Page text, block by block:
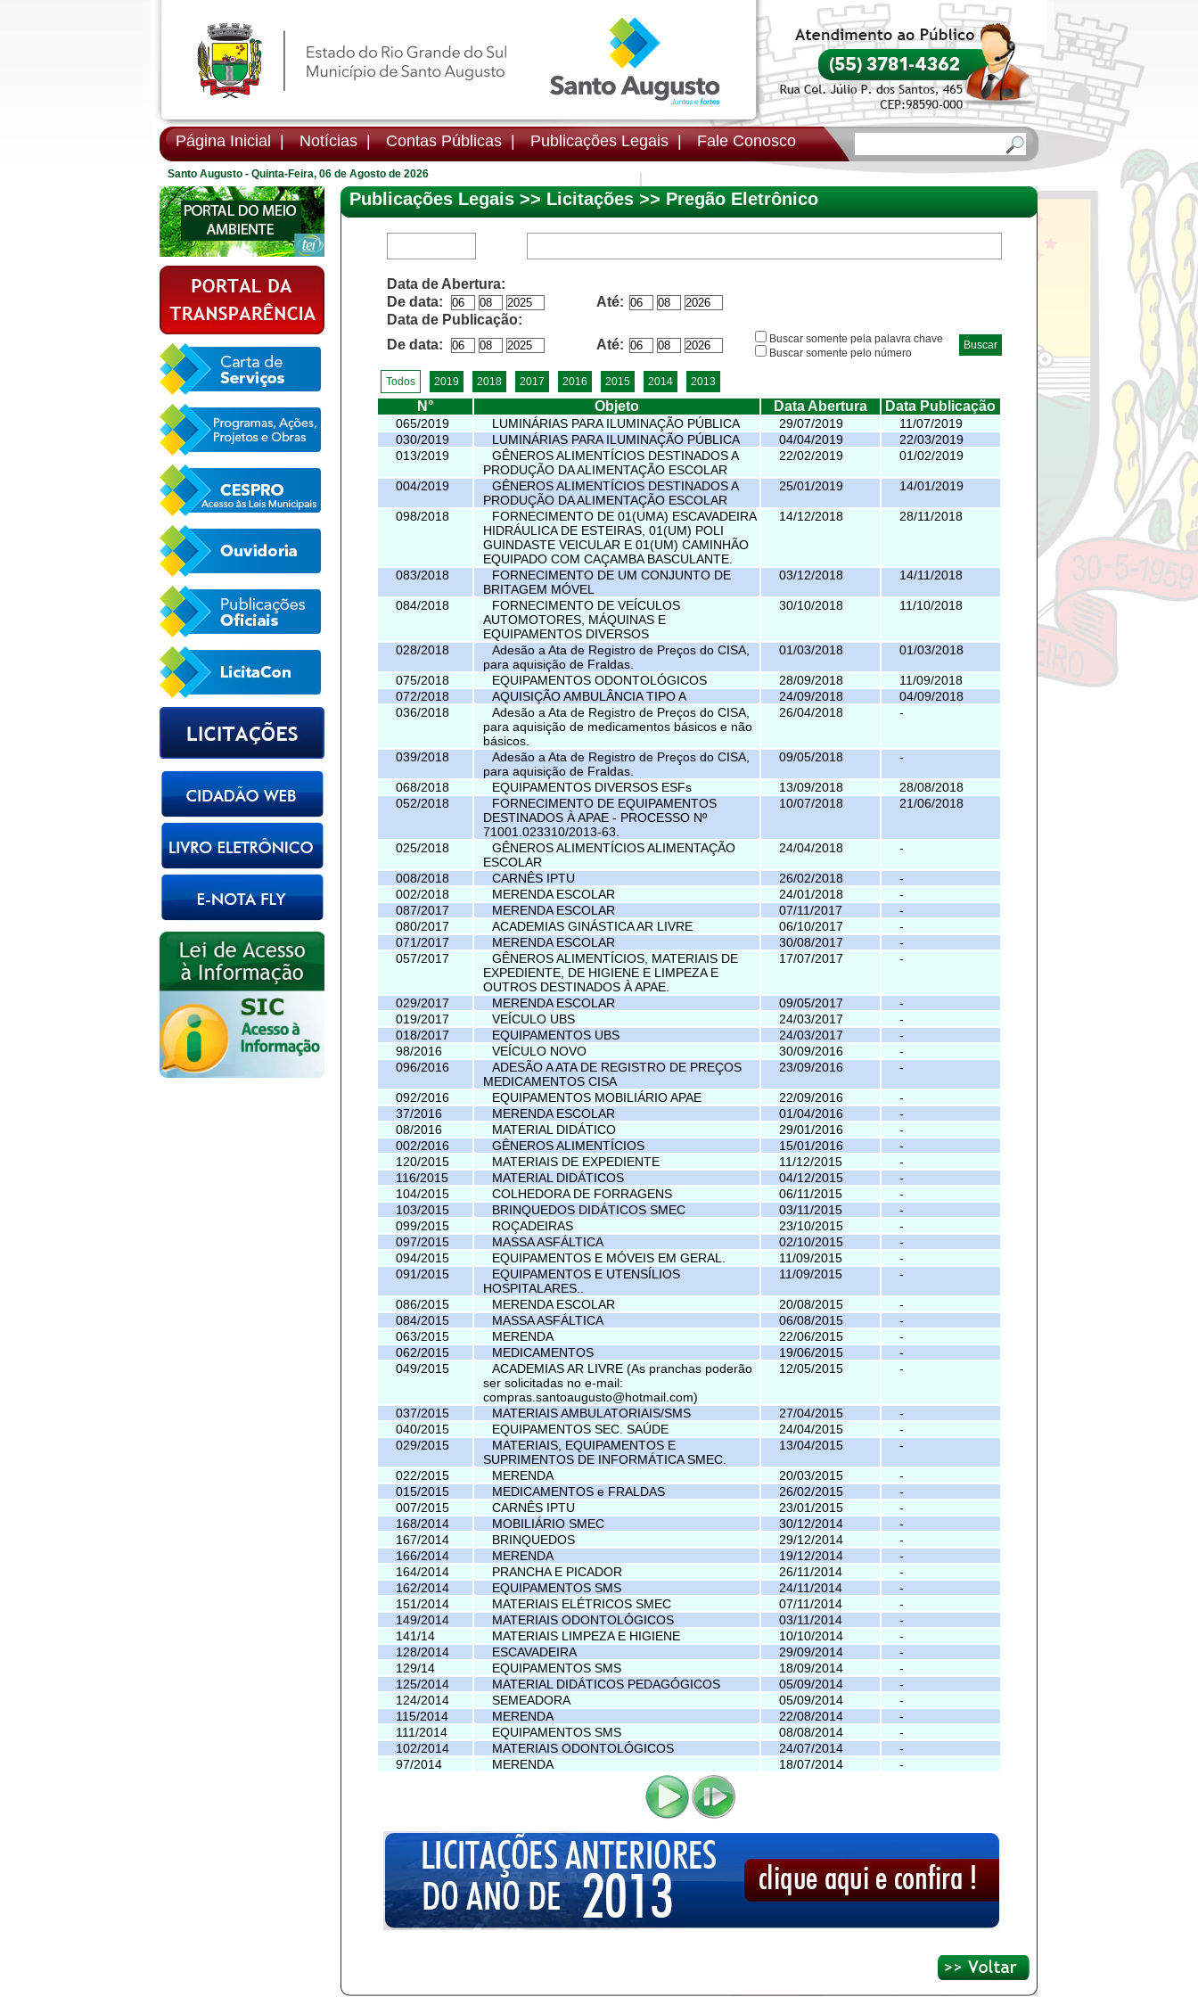
Página Inicial | Notícias | Contas Públicas | Publicações Legais | Fale Conosco
Santo Augusto - Quinta-Feira, 06 de Agosto de 2026
Publicações Legais >> Licitações >> Pregão Eletrônico
Data de Abertura:
De data:
Até:
Data de Publicação:
De data:
Até:
Buscar somente pela palavra chave
Buscar somente pelo número
Todos 2019 2018 2017 2016 2015 2014 2013
N° Objeto Data Abertura Data Publicação
065/2019 LUMINÁRIAS PARA ILUMINAÇÃO PÚBLICA 29/07/2019
11/07/2019
030/2019
LUMINÁRIAS PARA ILUMINAÇÃO PÚBLICA 04/04/2019
22/03/2019
013/2019
GÊNEROS ALIMENTÍCIOS DESTINADOS A
PRODUÇÃO DA ALIMENTAÇÃO ESCOLAR
22/02/2019 01/02/2019
004/2019
GÊNEROS ALIMENTÍCIOS DESTINADOS A
PRODUÇÃO DA ALIMENTAÇÃO ESCOLAR
25/01/2019 14/01/2019
098/2018
FORNECIMENTO DE 01(UMA) ESCAVADEIRA
HIDRÁULICA DE ESTEIRAS, 01(UM) POLI
GUINDASTE VEICULAR E 01(UM) CAMINHÃO
EQUIPADO COM CAÇAMBA BASCULANTE.
14/12/2018 28/11/2018
083/2018
FORNECIMENTO DE UM CONJUNTO DE
BRITAGEM MÓVEL
03/12/2018 14/11/2018
084/2018
FORNECIMENTO DE VEÍCULOS
AUTOMOTORES, MÁQUINAS E
EQUIPAMENTOS DIVERSOS
30/10/2018 11/10/2018
028/2018
Adesão a Ata de Registro de Preços do CISA,
para aquisição de Fraldas.
01/03/2018 01/03/2018
075/2018 EQUIPAMENTOS ODONTOLÓGICOS 28/09/2018
11/09/2018
072/2018
AQUISIÇÃO AMBULÂNCIA TIPO A 24/09/2018
04/09/2018
036/2018
Adesão a Ata de Registro de Preços do CISA,
para aquisição de medicamentos básicos e não
básicos.
26/04/2018 -
039/2018
Adesão a Ata de Registro de Preços do CISA,
para aquisição de Fraldas.
09/05/2018 -
068/2018 EQUIPAMENTOS DIVERSOS ESFs 13/09/2018
28/08/2018
052/2018
FORNECIMENTO DE EQUIPAMENTOS
DESTINADOS À APAE - PROCESSO Nº
71001.023310/2013-63.
10/07/2018 21/06/2018
025/2018
GÊNEROS ALIMENTÍCIOS ALIMENTAÇÃO
ESCOLAR
24/04/2018 -
008/2018 CARNÊS IPTU 26/02/2018
-
002/2018
MERENDA ESCOLAR 24/01/2018
-
087/2017
MERENDA ESCOLAR 07/11/2017
-
080/2017
ACADEMIAS GINÁSTICA AR LIVRE 06/10/2017
-
071/2017
MERENDA ESCOLAR 30/08/2017
-
057/2017
GÊNEROS ALIMENTÍCIOS, MATERIAIS DE
EXPEDIENTE, DE HIGIENE E LIMPEZA E
OUTROS DESTINADOS À APAE.
17/07/2017 -
029/2017 MERENDA ESCOLAR 09/05/2017
-
019/2017
VEÍCULO UBS 24/03/2017
-
018/2017
EQUIPAMENTOS UBS 24/03/2017
-
98/2016
VEÍCULO NOVO 30/09/2016
-
096/2016
ADESÃO A ATA DE REGISTRO DE PREÇOS
MEDICAMENTOS CISA
23/09/2016 -
092/2016 EQUIPAMENTOS MOBILIÁRIO APAE 22/09/2016
-
37/2016
MERENDA ESCOLAR 01/04/2016
-
08/2016
MATERIAL DIDÁTICO 29/01/2016
-
002/2016
GÊNEROS ALIMENTÍCIOS 15/01/2016
-
120/2015
MATERIAIS DE EXPEDIENTE 11/12/2015
-
116/2015
MATERIAL DIDÁTICOS 04/12/2015
-
104/2015
COLHEDORA DE FORRAGENS 06/11/2015
-
103/2015
BRINQUEDOS DIDÁTICOS SMEC 03/11/2015
-
099/2015
ROÇADEIRAS 23/10/2015
-
097/2015
MASSA ASFÁLTICA 02/10/2015
-
094/2015
EQUIPAMENTOS E MÓVEIS EM GERAL. 11/09/2015
-
091/2015
EQUIPAMENTOS E UTENSÍLIOS
HOSPITALARES..
11/09/2015 -
086/2015 MERENDA ESCOLAR 20/08/2015
-
084/2015
MASSA ASFÁLTICA 06/08/2015
-
063/2015
MERENDA 22/06/2015
-
062/2015
MEDICAMENTOS 19/06/2015
-
049/2015
ACADEMIAS AR LIVRE (As pranchas poderão
ser solicitadas no e-mail:
compras.santoaugusto@hotmail.com)
12/05/2015 -
037/2015 MATERIAIS AMBULATORIAIS/SMS 27/04/2015
-
040/2015
EQUIPAMENTOS SEC. SAÚDE 24/04/2015
-
029/2015
MATERIAIS, EQUIPAMENTOS E
SUPRIMENTOS DE INFORMÁTICA SMEC.
13/04/2015 -
022/2015 MERENDA 20/03/2015
-
015/2015
MEDICAMENTOS e FRALDAS 26/02/2015
-
007/2015
CARNÊS IPTU 23/01/2015
-
168/2014
MOBILIÁRIO SMEC 30/12/2014
-
167/2014
BRINQUEDOS 29/12/2014
-
166/2014
MERENDA 19/12/2014
-
164/2014
PRANCHA E PICADOR 26/11/2014
-
162/2014
EQUIPAMENTOS SMS 24/11/2014
-
151/2014
MATERIAIS ELÉTRICOS SMEC 07/11/2014
-
149/2014
MATERIAIS ODONTOLÓGICOS 03/11/2014
-
141/14
MATERIAIS LIMPEZA E HIGIENE 10/10/2014
-
128/2014
ESCAVADEIRA 29/09/2014
-
129/14
EQUIPAMENTOS SMS 18/09/2014
-
125/2014
MATERIAL DIDÁTICOS PEDAGÓGICOS 05/09/2014
-
124/2014
SEMEADORA 05/09/2014
-
115/2014
MERENDA 22/08/2014
-
111/2014
EQUIPAMENTOS SMS 08/08/2014
-
102/2014
MATERIAIS ODONTOLÓGICOS 24/07/2014
-
97/2014
MERENDA 18/07/2014 -